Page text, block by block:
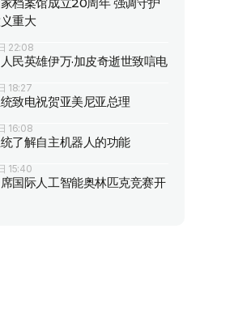
重大
22:08
民英雄伊万·加皮奇逝世致唁电
18:27
致电祝贺亚美尼亚总理
16:08
了解自主机器人的功能
15:40
国际人工智能奥林匹克竞赛开